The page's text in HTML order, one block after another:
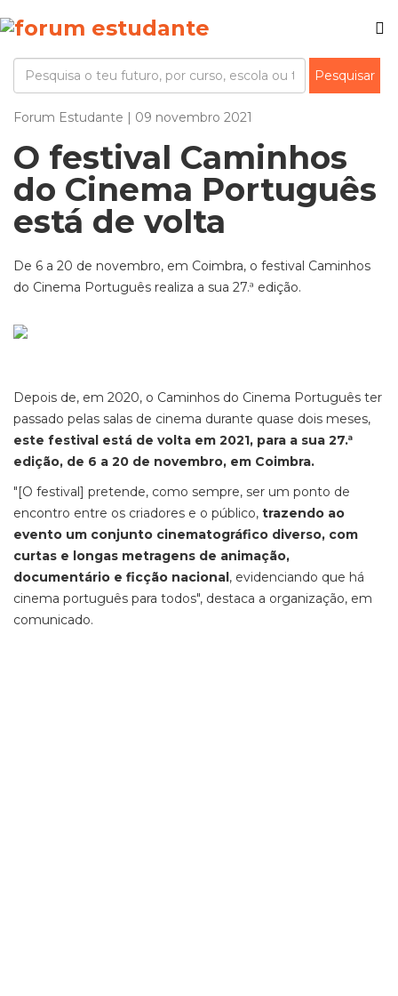
Forum Estudante | 09 novembro 2021
O festival Caminhos
do Cinema Português
está de volta
De 6 a 20 de novembro, em Coimbra, o festival Caminhos
do Cinema Português realiza a sua 27.ª edição.
Depois de, em 2020, o Caminhos do Cinema Português ter
passado pelas salas de cinema durante quase dois meses,
este festival está de volta em 2021, para a sua 27.ª
edição, de 6 a 20 de novembro, em Coimbra.
"[O festival] pretende, como sempre, ser um ponto de
encontro entre os criadores e o público, trazendo ao
evento um conjunto cinematográfico diverso, com
curtas e longas metragens de animação,
documentário e ficção nacional, evidenciando que há
cinema português para todos", destaca a organização, em
comunicado.